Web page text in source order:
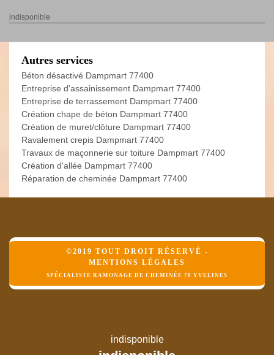
indisponible
Autres services
Béton désactivé Dampmart 77400
Entreprise d'assainissement Dampmart 77400
Entreprise de terrassement Dampmart 77400
Création chape de béton Dampmart 77400
Création de muret/clôture Dampmart 77400
Ravalement crepis Dampmart 77400
Travaux de maçonnerie sur toiture Dampmart 77400
Création d'allée Dampmart 77400
Réparation de cheminée Dampmart 77400
©2019 TOUT DROIT RÉSERVÉ -
MENTIONS LÉGALES
SPÉCIALISTE RAMONAGE DE CHEMINÉE 78 YVELINES
indisponible